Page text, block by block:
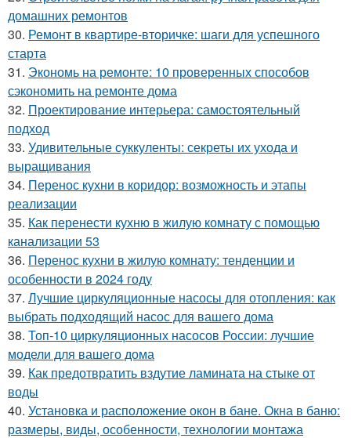
домашних ремонтов
30. Ремонт в квартире-вторичке: шаги для успешного
старта
31. Экономь на ремонте: 10 проверенных способов
сэкономить на ремонте дома
32. Проектирование интерьера: самостоятельный
подход
33. Удивительные суккуленты: секреты их ухода и
выращивания
34. Перенос кухни в коридор: возможность и этапы
реализации
35. Как перенести кухню в жилую комнату с помощью
канализации 53
36. Перенос кухни в жилую комнату: тенденции и
особенности в 2024 году
37. Лучшие циркуляционные насосы для отопления: как
выбрать подходящий насос для вашего дома
38. Топ-10 циркуляционных насосов России: лучшие
модели для вашего дома
39. Как предотвратить вздутие ламината на стыке от
воды
40. Установка и расположение окон в бане. Окна в баню:
размеры, виды, особенности, технологии монтажа